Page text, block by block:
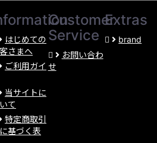
はじめての
さまへ
ご利用ガイ
当サイトに
て
特定商取引
基づく表
Customer
Service
お問い合わ
せ
Extras
brand